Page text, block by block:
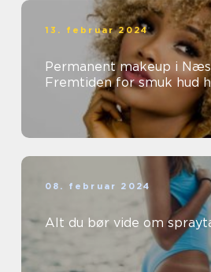
13. februar 2024
Permanent makeup i
Fremtiden for smuk hud
08. februar 2024
Alt du bør vide om